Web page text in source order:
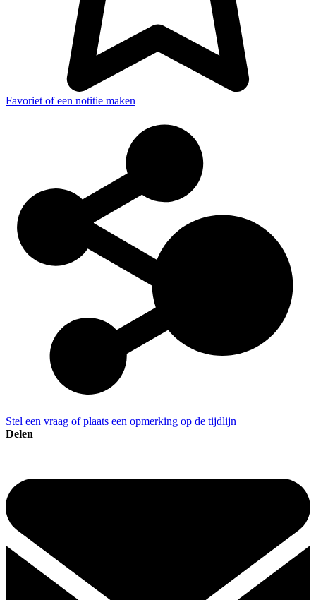
Favoriet of een notitie maken
Stel een vraag of plaats een opmerking op de tijdlijn
Delen